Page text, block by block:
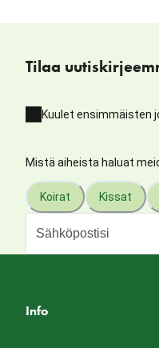
Tilaa
Kuulet ensimmäisten
Mistä aiheista haluat
Koirat Kissat
Info